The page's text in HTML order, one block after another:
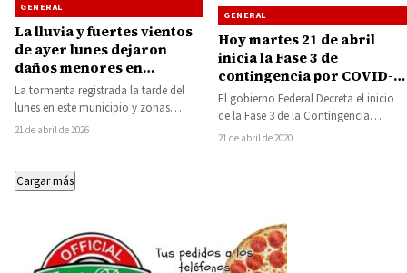
GENERAL
La lluvia y fuertes vientos
de ayer lunes dejaron
daños menores en
Huetamo; no hay
lesionados
La tormenta registrada la tarde del
lunes en este municipio y zonas
aledañas, caracterizada por rachas
21 de abril de 2026
GENERAL
Hoy martes 21 de abril
inicia la Fase 3 de
contingencia por COVID-
19
El gobierno Federal Decreta el inicio
de la Fase 3 de la Contingencia
Sanitaria por el COVID-19
21 de abril de 2020
Cargar más